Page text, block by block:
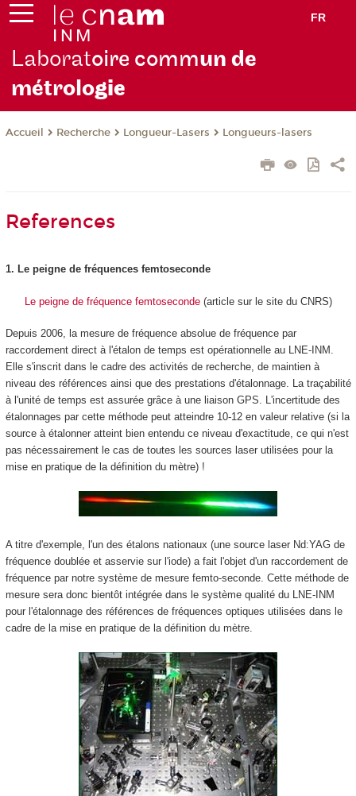
FR
Laboratoire commun de
métrologie
Accueil Recherche Longueur-Lasers Longueurs-lasers
References
1. Le peigne de fréquences femtoseconde
Le peigne de fréquence femtoseconde(article sur le site du CNRS)
Depuis 2006, la mesure de fréquence absolue de fréquence par
raccordement direct à l'étalon de temps est opérationnelle au LNE-INM.
Elle s'inscrit dans le cadre des activités de recherche, de maintien à
niveau des références ainsi que des prestations d'étalonnage. La traçabilité
à l'unité de temps est assurée grâce à une liaison GPS. L'incertitude des
étalonnages par cette méthode peut atteindre 10-12en valeur relative (si la
source à étalonner atteint bien entendu ce niveau d'exactitude, ce qui n'est
pas nécessairement le cas de toutes les sources laser utilisées pour la
mise en pratique de la définition du mètre) !
A titre d'exemple, l'un des étalons nationaux (une source laser Nd:YAG de
fréquence doublée et asservie sur l'iode) a fait l'objet d'un raccordement de
fréquence par notre système de mesure femto-seconde. Cette méthode de
mesure sera donc bientôt intégrée dans le système qualité du LNE-INM
pour l'étalonnage des références de fréquences optiques utilisées dans le
cadre de la mise en pratique de la définition du mètre.